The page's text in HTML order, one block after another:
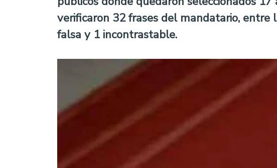
verificaron 32 frases del mandatario, entre
falsa y 1 incontrastable.